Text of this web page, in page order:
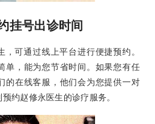
挂号出诊时间
，可通过线上平台进行便捷预约。
单，能为您节省时间。如果您有任
的在线客服，他们会为您提供一对
约赵修永医生的诊疗服务。